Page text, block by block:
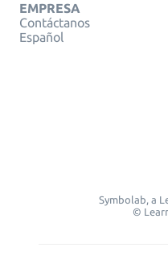
EMPRESA
Contáctanos
Español
Symbolab, a
©